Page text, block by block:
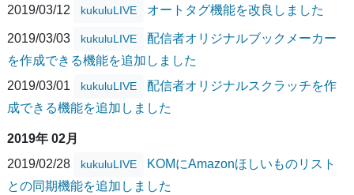
2019/03/12 kukuluLIVE オートタグ機能を改良しました
2019/03/03 kukuluLIVE
配信者オリジナルブックメーカー
を作成できる機能を追加しました
2019/03/01
kukuluLIVE
配信者オリジナルスクラッチを作
成できる機能を追加しました
2019年 02月
2019/02/28
kukuluLIVE
KOMにAmazonほしいものリスト
との同期機能を追加しました